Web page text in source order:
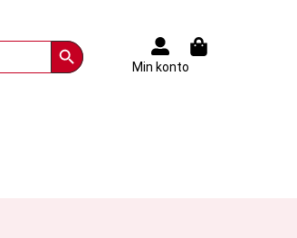
Search Button
Min konto